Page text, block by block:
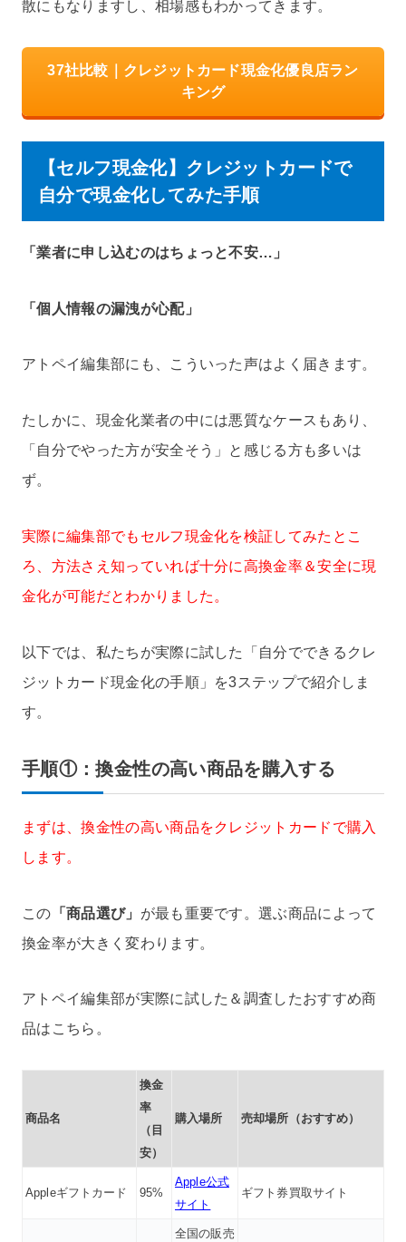
散にもなりますし、相場感もわかってきます。
37社比較｜クレジットカード現金化優良店ラン
キング
【セルフ現金化】クレジットカードで
自分で現金化してみた手順
「業者に申し込むのはちょっと不安…」
「個人情報の漏洩が心配」
アトペイ編集部にも、こういった声はよく届きます。
たしかに、現金化業者の中には悪質なケースもあり、
「自分でやった方が安全そう」と感じる方も多いは
ず。
実際に編集部でもセルフ現金化を検証してみたとこ
ろ、方法さえ知っていれば十分に高換金率＆安全に現
金化が可能だとわかりました。
以下では、私たちが実際に試した「自分でできるクレ
ジットカード現金化の手順」を3ステップで紹介しま
す。
手順①：換金性の高い商品を購入する
まずは、換金性の高い商品をクレジットカードで購入
します。
この 「商品選び」 が最も重要です。選ぶ商品によって
換金率が大きく変わります。
アトペイ編集部が実際に試した＆調査したおすすめ商
品はこちら。
商品名
換金
率
（目
安）
購入場所 売却場所（おすすめ）
Appleギフトカード 95%
Apple公式
サイト
ギフト券買取サイト
全国の販売